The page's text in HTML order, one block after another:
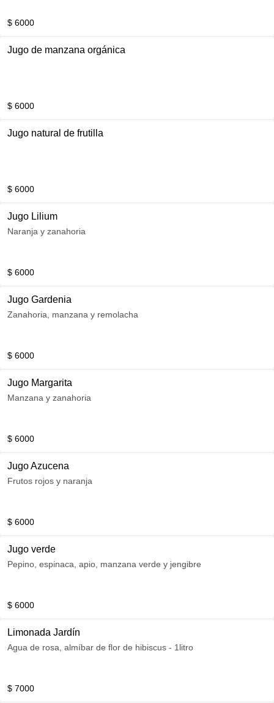
$ 6000
Jugo de manzana orgánica
$ 6000
Jugo natural de frutilla
$ 6000
Jugo Lilium
Naranja y zanahoria
$ 6000
Jugo Gardenia
Zanahoria, manzana y remolacha
$ 6000
Jugo Margarita
Manzana y zanahoria
$ 6000
Jugo Azucena
Frutos rojos y naranja
$ 6000
Jugo verde
Pepino, espinaca, apio, manzana verde y jengibre
$ 6000
Limonada Jardín
Agua de rosa, almíbar de flor de hibiscus - 1litro
$ 7000